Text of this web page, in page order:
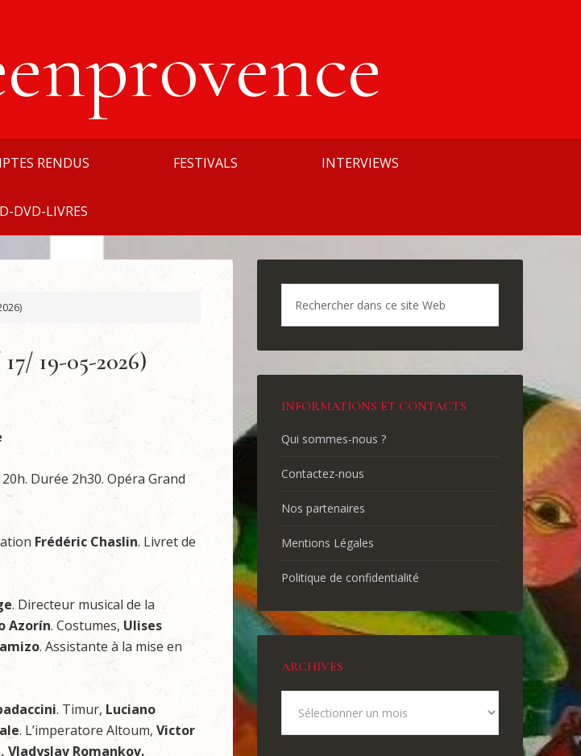
RENDUS FESTIVALS INTERVIEWS
DVD-LIVRES
19-05-2026)
Durée 2h30. Opéra Grand
Frédéric Chaslin. Livret de
. Directeur musical de la
Azorín. Costumes, Ulises
. Assistante à la mise en
. Timur, Luciano
. L’imperatore Altoum, Victor
, Vladyslav Romankov.
INFORMATIONS ET CONTACTS
Qui sommes-nous ?
Contactez-nous
Nos partenaires
Mentions Légales
Politique de confidentialité
ARCHIVES